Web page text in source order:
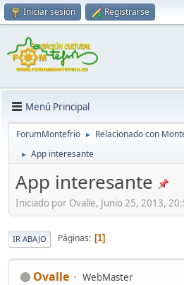
Iniciar sesión Registrarse
Menú Principal
ForumMontefrio ► Relacionado con
► App interesante
App interesante
Iniciado por Ovalle, Junio 25, 2013,
IR ABAJO Páginas 1
Ovalle WebMaster